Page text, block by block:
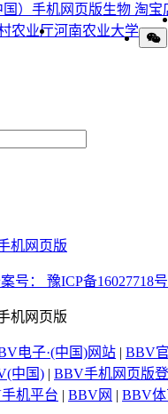
国）手机网页版生物 淘宝
农业厅河南农业大学
机网页版
号： 豫ICP备16027718
机网页版
电子·(中国)网站 | BBV
中国) | BBV手机网页版
机平台 | BBV网 | BBV体